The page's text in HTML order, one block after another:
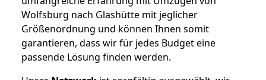
Wolfsburg nach Glashütte mit jeglicher
Größenordnung und können Ihnen somit
garantieren, dass wir für jedes Budget eine
passende Lösung finden werden.